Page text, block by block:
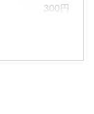
300円